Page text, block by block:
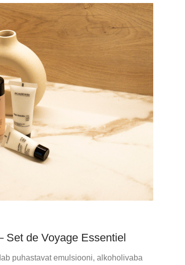
Set de Voyage Essentiel
puhastavat emulsiooni, alkoholivaba